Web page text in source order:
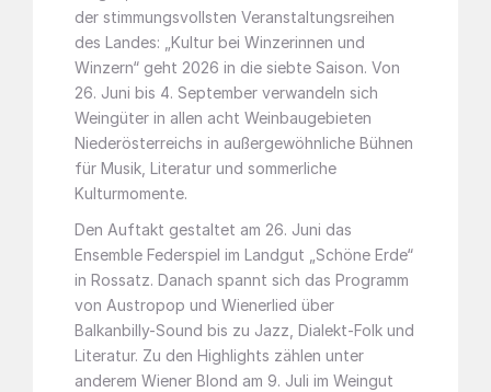
der stimmungsvollsten Veranstaltungsreihen
des Landes: „Kultur bei Winzerinnen und
Winzern“ geht 2026 in die siebte Saison. Von
26. Juni bis 4. September verwandeln sich
Weingüter in allen acht Weinbaugebieten
Niederösterreichs in außergewöhnliche Bühnen
für Musik, Literatur und sommerliche
Kulturmomente.
Den Auftakt gestaltet am 26. Juni das
Ensemble Federspiel im Landgut „Schöne Erde“
in Rossatz. Danach spannt sich das Programm
von Austropop und Wienerlied über
Balkanbilly-Sound bis zu Jazz, Dialekt-Folk und
Literatur. Zu den Highlights zählen unter
anderem Wiener Blond am 9. Juli im Weingut